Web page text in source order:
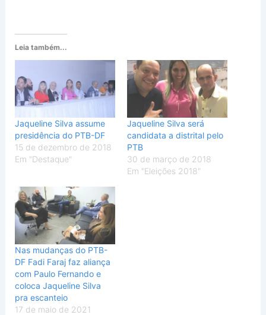
Leia também...
Jaqueline Silva assume
presidência do PTB-DF
15 de dezembro de 2018
Em "Destaque"
Jaqueline Silva será
candidata a distrital pelo
PTB
30 de março de 2018
Em "Eleições 2018"
Nas mudanças do PTB-
DF Fadi Faraj faz aliança
com Paulo Fernando e
coloca Jaqueline Silva
pra escanteio
17 de maio de 2021